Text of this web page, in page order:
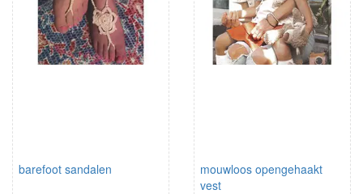
barefoot sandalen
mouwloos opengehaakt
vest